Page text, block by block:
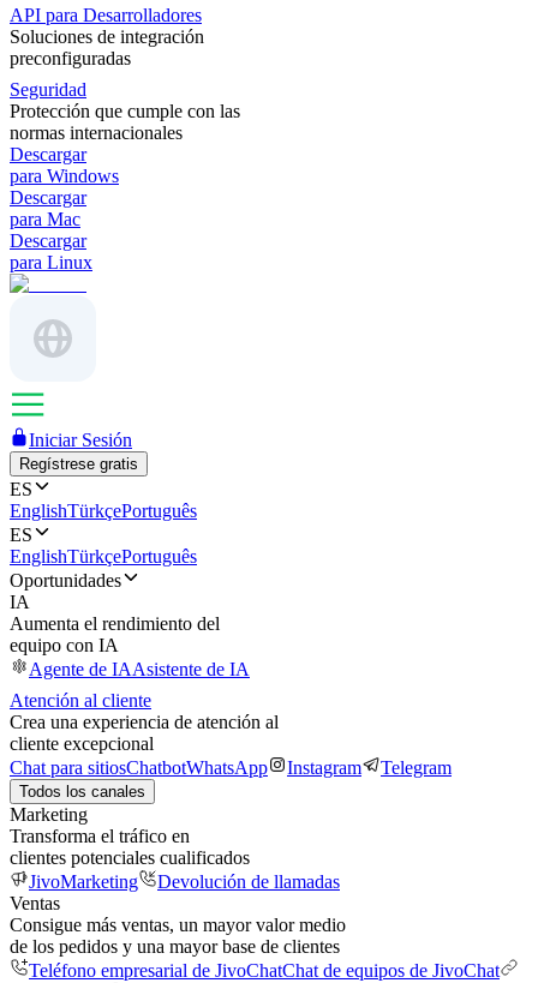
API para Desarrolladores
Soluciones de integración
preconfiguradas
Seguridad
Protección que cumple con las
normas internacionales
Descargar
para Windows
Descargar
para Mac
Descargar
para Linux
Iniciar Sesión
Regístrese gratis
ES
EnglishTürkçePortuguês
ES
EnglishTürkçePortuguês
Oportunidades
IA
Aumenta el rendimiento del
equipo con IA
Agente de IAAsistente de IA
Atención al cliente
Crea una experiencia de atención al
cliente excepcional
Chat para sitiosChatbotWhatsApp Instagram Telegram
Todos los canales
Marketing
Transforma el tráfico en
clientes potenciales cualificados
JivoMarketing
Devolución de llamadas
Ventas
Consigue más ventas, un mayor valor medio
de los pedidos y una mayor base de clientes
Teléfono empresarial de JivoChatChat de equipos de JivoChat